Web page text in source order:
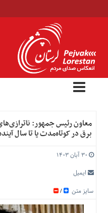
بالا
خانه
ارتباط
درباره
منوی
معاون رئیس جمهور:
برق در کوتاه‌مدت یا تا سال
۳۰ آبان ۱۴۰۳
ایمیل
سایز متن
/